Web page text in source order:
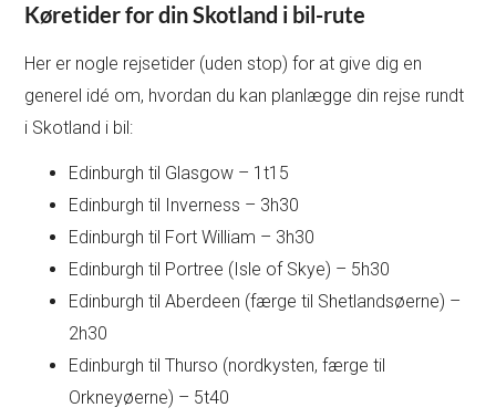
Køretider for din Skotland i bil-rute
Her er nogle rejsetider (uden stop) for at give dig en
generel idé om, hvordan du kan planlægge din rejse rundt
i Skotland i bil:
Edinburgh til Glasgow – 1t15
Edinburgh til Inverness – 3h30
Edinburgh til Fort William – 3h30
Edinburgh til Portree (Isle of Skye) – 5h30
Edinburgh til Aberdeen (færge til Shetlandsøerne) –
2h30
Edinburgh til Thurso (nordkysten, færge til
Orkneyøerne) – 5t40